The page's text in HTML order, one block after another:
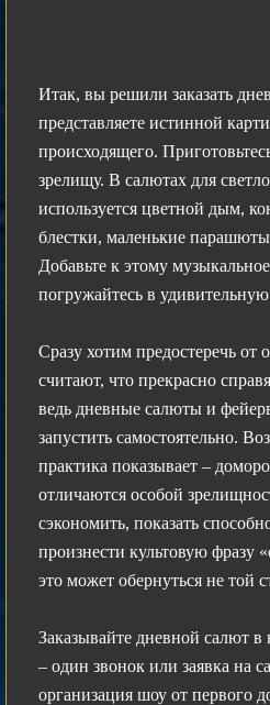
Итак, вы решили заказать
представляете истинной
происходящего.
зрелищу. В салютах для
используется цветной дым,
блестки, маленькие
Добавьте к этому
погружайтесь в
Сразу хотим предостеречь
считают, что прекрасно
ведь дневные салюты и
запустить самостоятельно.
практика показывает –
отличаются особой
сэкономить, показать
произнести культовую фразу
это может обернуться не той
Заказывайте дневной салют
– один звонок или заявка на
организация шоу от первого